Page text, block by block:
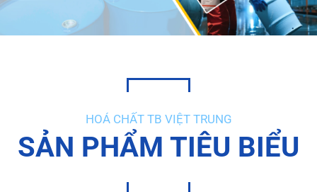
HOÁ CHẤT TB VIỆT TRUNG
SẢN PHẨM TIÊU BIỂU